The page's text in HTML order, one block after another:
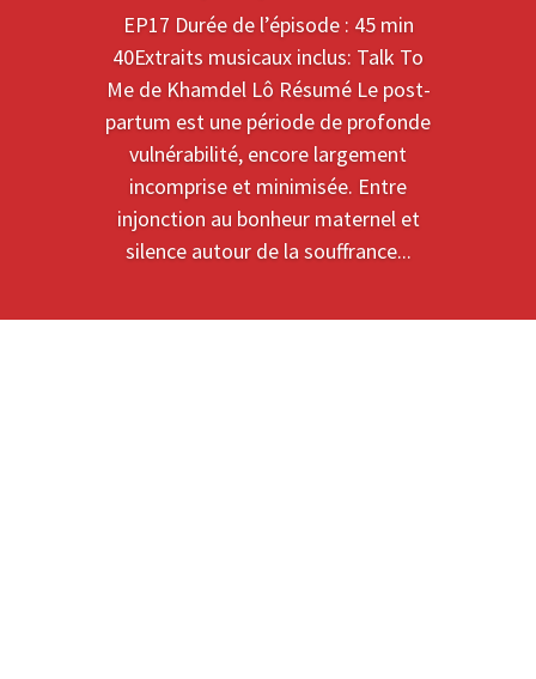
EP17 Durée de l’épisode : 45 min
40Extraits musicaux inclus: Talk To
Me de Khamdel Lô Résumé Le post-
partum est une période de profonde
vulnérabilité, encore largement
incomprise et minimisée. Entre
injonction au bonheur maternel et
silence autour de la souffrance...